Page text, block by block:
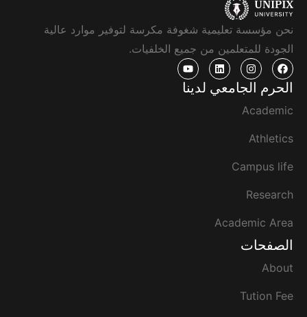
نحن مؤسسة تعليمية شغوفة مكرسة لتوفير موارد عالية
الجودة للمتعلمين من جميع الخلفيات.
الحرم الجامعي لدينا
Academic
Athletics
Campus life
Research
Academic Area
الصفحات
About
Tution Fee